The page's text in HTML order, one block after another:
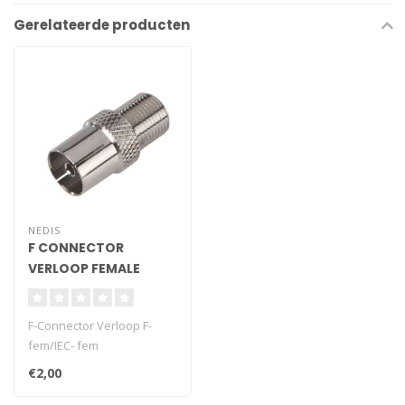
Gerelateerde producten
NEDIS
F CONNECTOR
VERLOOP FEMALE
F-Connector Verloop F-
fem/IEC- fem
€2,00